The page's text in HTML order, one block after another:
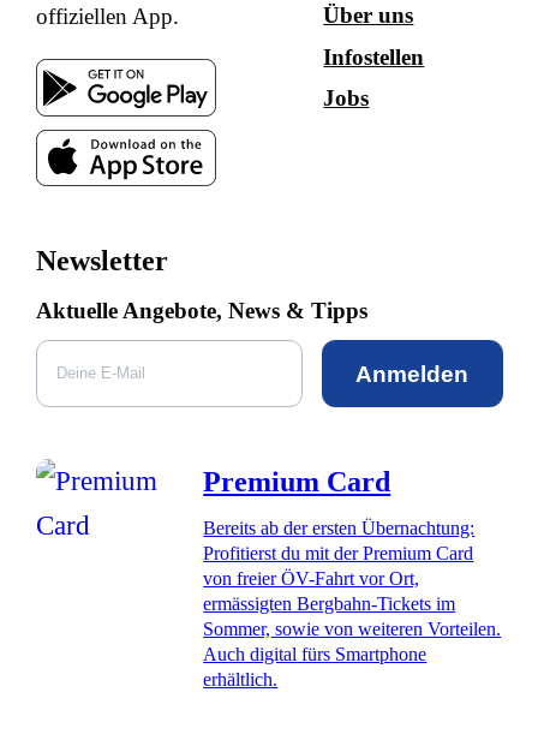
offiziellen App.
Über uns
Infostellen
Jobs
Newsletter
Aktuelle Angebote, News & Tipps
Anmelden
Premium Card
Bereits ab der ersten Übernachtung:
Profitierst du mit der Premium Card
von freier ÖV-Fahrt vor Ort,
ermässigten Bergbahn-Tickets im
Sommer, sowie von weiteren Vorteilen.
Auch digital fürs Smartphone
erhältlich.